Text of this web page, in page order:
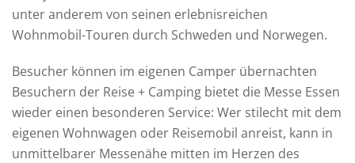
unter anderem von seinen erlebnisreichen
Wohnmobil-Touren durch Schweden und Norwegen.
Besucher können im eigenen Camper übernachten
Besuchern der Reise + Camping bietet die Messe Essen
wieder einen besonderen Service: Wer stilecht mit dem
eigenen Wohnwagen oder Reisemobil anreist, kann in
unmittelbarer Messenähe mitten im Herzen des